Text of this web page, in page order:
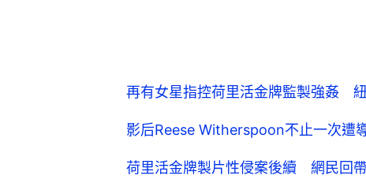
再有女星指控荷里活金牌監製強姦
影后Reese Witherspoon不止一次
荷里活金牌製片性侵案後續 網民回